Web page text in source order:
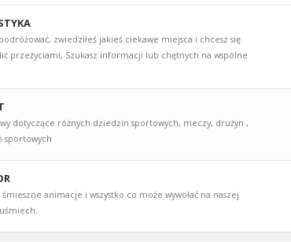
zwiedziłeś jakieś ciekawe miejsca i chcesz się
przeżyciami, Szukasz informacji lub chętnych na wspólne
dotyczące różnych dziedzin sportowych, meczy, drużyn ,
sportowych
śmieszne animacje i wszystko co może wywołać na naszej